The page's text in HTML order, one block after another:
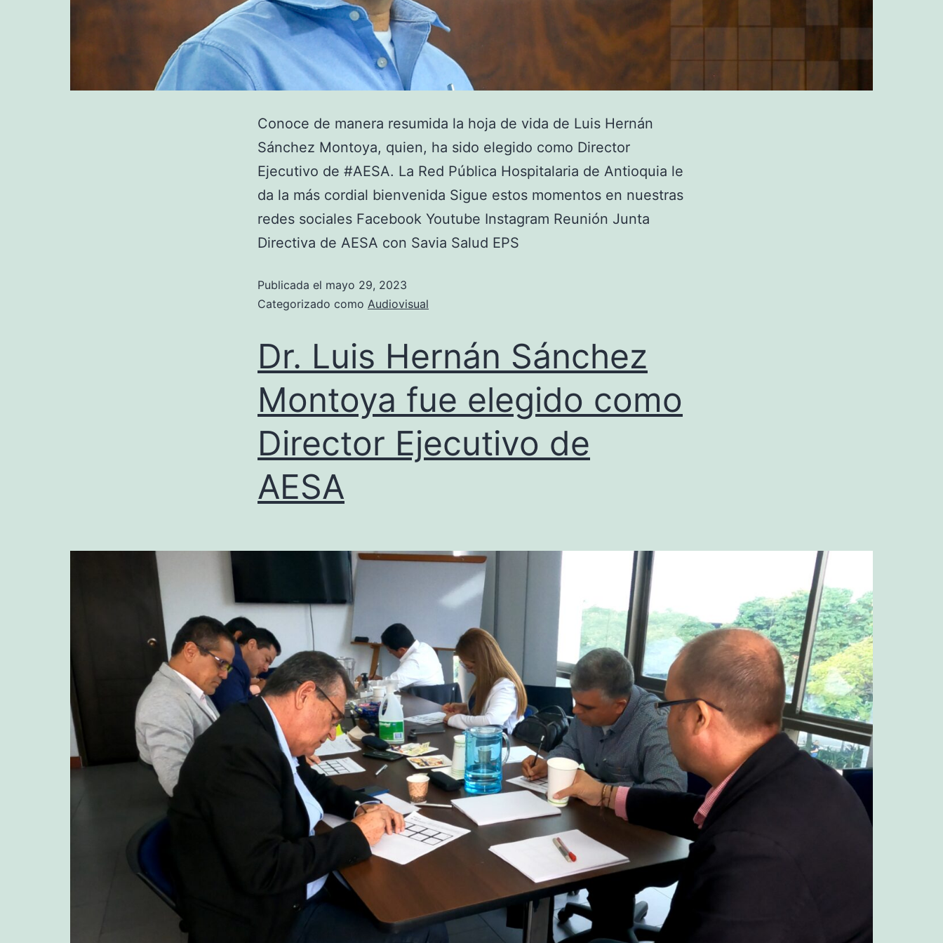
Conoce de manera resumida la hoja de vida de Luis Hernán
Sánchez Montoya, quien, ha sido elegido como Director
Ejecutivo de #AESA. La Red Pública Hospitalaria de Antioquia le
da la más cordial bienvenida Sigue estos momentos en nuestras
redes sociales Facebook Youtube Instagram Reunión Junta
Directiva de AESA con Savia Salud EPS
Publicada el mayo 29, 2023
Categorizado como Audiovisual
Dr. Luis Hernán Sánchez
Montoya fue elegido como
Director Ejecutivo de
AESA